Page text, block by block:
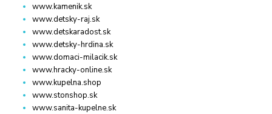
www.kamenik.sk
www.detsky-raj.sk
www.detskaradost.sk
www.detsky-hrdina.sk
www.domaci-milacik.sk
www.hracky-online.sk
www.kupelna.shop
www.stonshop.sk
www.sanita-kupelne.sk